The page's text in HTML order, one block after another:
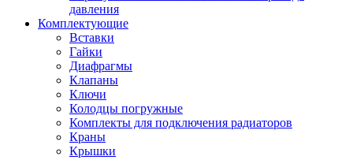
давления
Комплектующие
Вставки
Гайки
Диафрагмы
Клапаны
Ключи
Колодцы погружные
Комплекты для подключения радиаторов
Краны
Крышки